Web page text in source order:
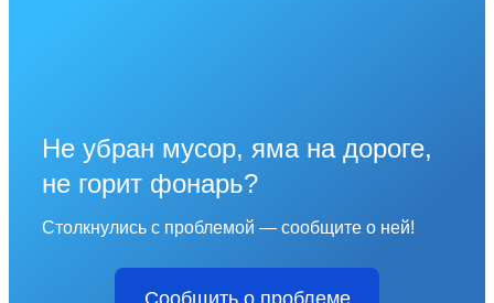
Не убран мусор, яма на дороге,
не горит фонарь?
Столкнулись с проблемой — сообщите о ней!
Сообщить о проблеме